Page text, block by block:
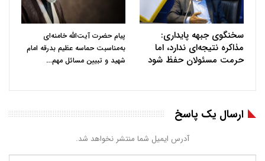
سخنگوی جبهه پایداری:
مذاکره نتیجه‌ای ندارد، اما
حرمت مسئولان حفظ شود
پیام حضرت آیت‌الله خامنه‌ای
به‌مناسبت حماسه عظیم بدرقه امام
شهید و تبیین مسائل مهم…
ارسال یک پاسخ
آدرس ایمیل شما منتشر نخواهد شد.